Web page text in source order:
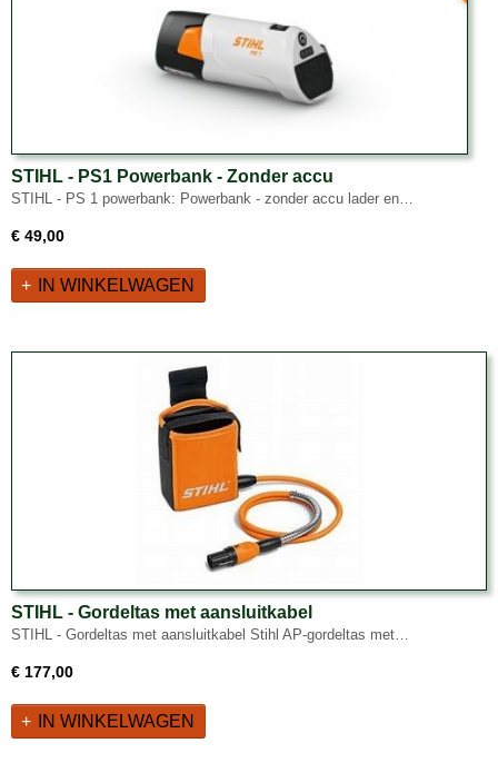
STIHL - PS1 Powerbank - Zonder accu
STIHL - PS 1 powerbank: Powerbank - zonder accu lader en…
€ 49,00
IN WINKELWAGEN
STIHL - Gordeltas met aansluitkabel
STIHL - Gordeltas met aansluitkabel Stihl AP-gordeltas met…
€ 177,00
IN WINKELWAGEN